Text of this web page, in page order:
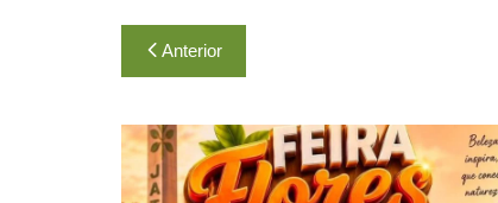
Navegação
de
Post
Anterior